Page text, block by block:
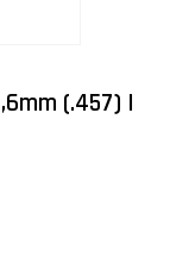
(.457) |